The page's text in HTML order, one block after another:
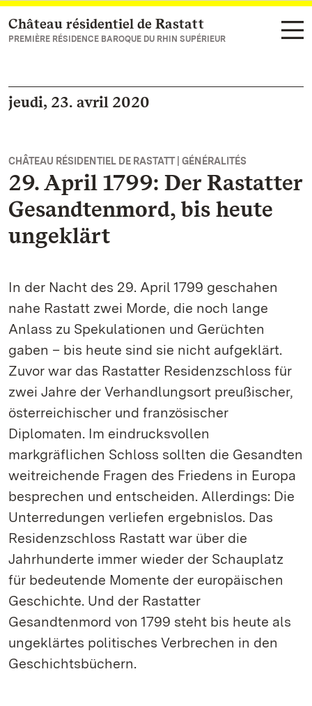
Vers la page d’accueil
Château résidentiel de Rastatt
PREMIÈRE RÉSIDENCE BAROQUE DU RHIN SUPÉRIEUR
jeudi, 23. avril 2020
CHÂTEAU RÉSIDENTIEL DE RASTATT | GÉNÉRALITÉS
29. April 1799: Der Rastatter
Gesandtenmord, bis heute
ungeklärt
In der Nacht des 29. April 1799 geschahen
nahe Rastatt zwei Morde, die noch lange
Anlass zu Spekulationen und Gerüchten
gaben – bis heute sind sie nicht aufgeklärt.
Zuvor war das Rastatter Residenzschloss für
zwei Jahre der Verhandlungsort preußischer,
österreichischer und französischer
Diplomaten. Im eindrucksvollen
markgräflichen Schloss sollten die Gesandten
weitreichende Fragen des Friedens in Europa
besprechen und entscheiden. Allerdings: Die
Unterredungen verliefen ergebnislos. Das
Residenzschloss Rastatt war über die
Jahrhunderte immer wieder der Schauplatz
für bedeutende Momente der europäischen
Geschichte. Und der Rastatter
Gesandtenmord von 1799 steht bis heute als
ungeklärtes politisches Verbrechen in den
Geschichtsbüchern.